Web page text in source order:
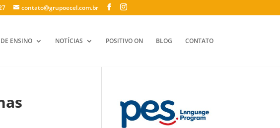
contato@grupoecel.com.br
ENSINO NOTÍCIAS POSITIVO ON BLOG CONTATO